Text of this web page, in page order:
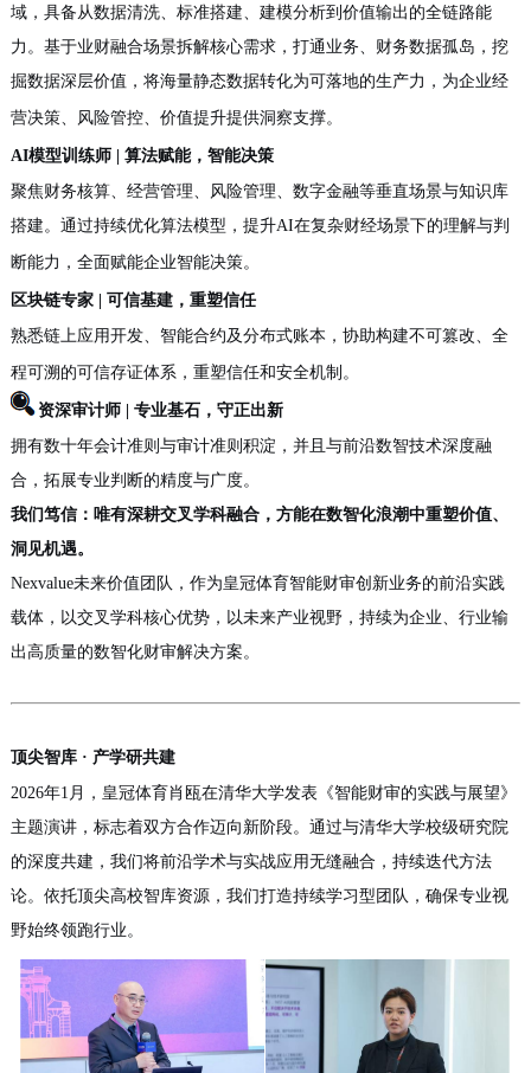
域，具备从数据清洗、标准搭建、建模分析到价值输出的全链路能
力。基于业财融合场景拆解核心需求，打通业务、财务数据孤岛 ，挖
掘数据深层价值，将海量静态数据转化为可落地的生产力，为企业经
营决策、风险管控、价值提升提供洞察支撑。
AI模型训练师 | 算法赋能，智能决策
聚焦财务核算、经营管理、风险管理、数字金融等垂直场景与知识库
搭建。通过持续优化算法模型，提升AI在复杂财经场景下的理解与判
断能力，全面赋能企业智能决策。
区块链专家
| 可信基建，重塑信任
熟悉链上应用开发、智能合约及分布式账本， 协助构建不可篡改、全
程可溯的可信存证体系，重塑信任和安全机制。
资深审计师
| 专业基石，守正出新
拥有数十年会计准则与审计准则积淀 ， 并且 与前沿数智技术深度融
合， 拓展专业判断的精度与广度。
我们笃信： 唯有深耕交叉学科融合， 方能在数智化浪潮中重塑价值、
洞见机遇。
Nexvalue未来价值团队，作为皇冠体育智能财审创新业务的前沿实践
载体，以交叉学科核心优势，以未来产业视野，持续为企业、行业输
出高质量的数智化财审解决方案。
顶尖智库 · 产学研共建
2026年1月，皇冠体育肖瓯在清华大学发表《智能财审的实践与展望》
主题演讲，标志着双方合作迈向新阶段。通过与清华大学校级研究院
的深度共建，我们将前沿学术与实战应用无缝融合，持续迭代方法
论。依托顶尖高校智库资源，我们打造持续学习型团队，确保专业视
野始终领跑行业。